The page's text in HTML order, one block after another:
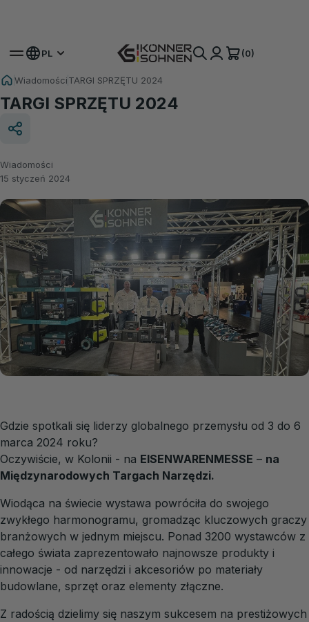
PL (0)
WiadomościTARGI SPRZĘTU 2024
TARGI SPRZĘTU 2024
Wiadomości
15 styczeń 2024
Gdzie spotkali się liderzy globalnego przemysłu od 3 do 6
marca 2024 roku?
Oczywiście, w Kolonii - na EISENWARENMESSE – na
Międzynarodowych Targach Narzędzi.
Wiodąca na świecie wystawa powróciła do swojego
zwykłego harmonogramu, gromadząc kluczowych graczy
branżowych w jednym miejscu. Ponad 3200 wystawców z
całego świata zaprezentowało najnowsze produkty i
innowacje - od narzędzi i akcesoriów po materiały
budowlane, sprzęt oraz elementy złączne.
Z radością dzielimy się naszym sukcesem na prestiżowych